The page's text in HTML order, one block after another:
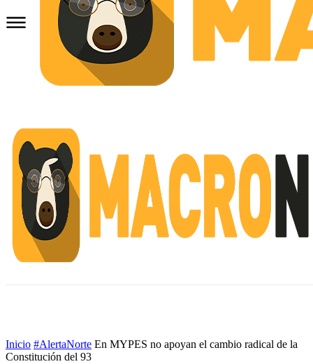
Inicio #AlertaNorte En MYPES no apoyan el cambio radical de la
Constitución del 93